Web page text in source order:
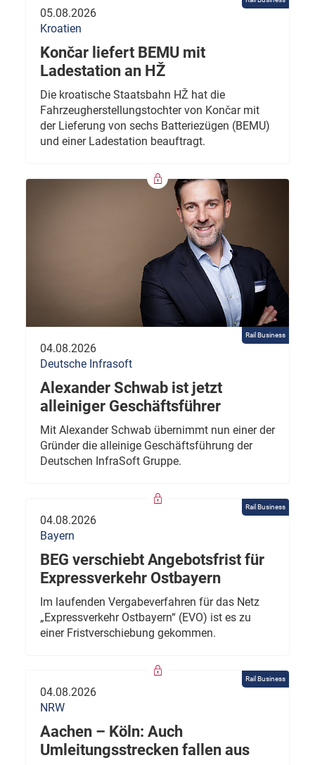
05.08.2026
Kroatien
Končar liefert BEMU mit
Ladestation an HŽ
Die kroatische Staatsbahn HŽ hat die
Fahrzeugherstellungstochter von Končar mit
der Lieferung von sechs Batteriezügen (BEMU)
und einer Ladestation beauftragt.
Rail Business
04.08.2026
Deutsche Infrasoft
Alexander Schwab ist jetzt
alleiniger Geschäftsführer
Mit Alexander Schwab übernimmt nun einer der
Gründer die alleinige Geschäftsführung der
Deutschen InfraSoft Gruppe.
Rail Business
04.08.2026
Bayern
BEG verschiebt Angebotsfrist für
Expressverkehr Ostbayern
Im laufenden Vergabeverfahren für das Netz
„Expressverkehr Ostbayern“ (EVO) ist es zu
einer Fristverschiebung gekommen.
Rail Business
04.08.2026
NRW
Aachen – Köln: Auch
Umleitungsstrecken fallen aus